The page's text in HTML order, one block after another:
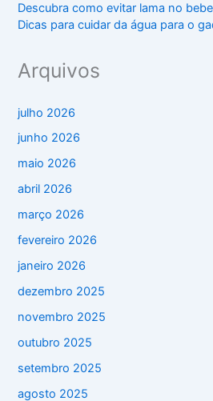
Descubra como evitar lama no
Dicas para cuidar da água para o
Arquivos
julho 2026
junho 2026
maio 2026
abril 2026
março 2026
fevereiro 2026
janeiro 2026
dezembro 2025
novembro 2025
outubro 2025
setembro 2025
agosto 2025